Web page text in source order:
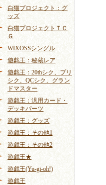
白猫プロジェクト：グ
ッズ
白猫プロジェクトＴＣ
Ｇ
WIXOSSシングル
遊戯王：秘蔵レア
遊戯王：20thシク、プリ
シク、QCシク、グラン
ドマスター
遊戯王：汎用カード・
デッキパーツ
遊戯王：グッズ
遊戯王：その他1
遊戯王：その他2
遊戯王★
遊戯王(Yu-gi-oh!)
遊戯王